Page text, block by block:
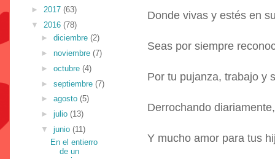
Donde vivas y estés en
Seas por siempre
Por tu pujanza, trabajo y
Derrochando
Y mucho amor para tus
► 2017 (63)
▼ 2016 (78)
► diciembre (2)
► noviembre (7)
► octubre (4)
► septiembre (7)
► agosto (5)
► julio (13)
▼ junio (11)
En el entierro
de un